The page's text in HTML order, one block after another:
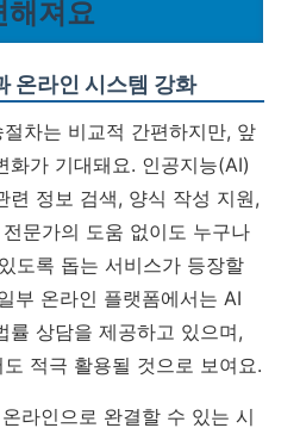
해져요
온라인 시스템 강화
차는 비교적 간편하지만, 앞
화가 기대돼요. 인공지능(AI)
련 정보 검색, 양식 작성 지원,
문가의 도움 없이도 누구나
도록 돕는 서비스가 등장할
부 온라인 플랫폼에서는 AI
률 상담을 제공하고 있으며,
적극 활용될 것으로 보여요.
라인으로 완결할 수 있는 시